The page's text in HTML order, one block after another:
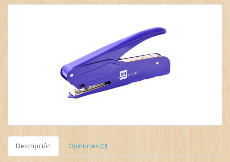
Descripción Opiniones (0)